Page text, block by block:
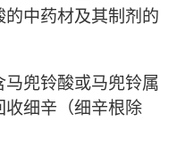
中药材及其制剂的
兜铃酸或马兜铃属
细辛（细辛根除